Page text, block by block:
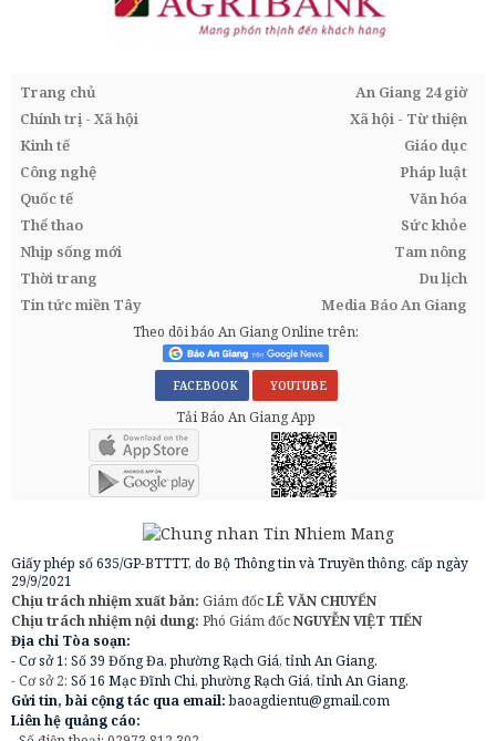
Trang chủ
An Giang 24 giờ
Chính trị - Xã hội
Xã hội - Từ thiện
Kinh tế
Giáo dục
Công nghệ
Pháp luật
Quốc tế
Văn hóa
Thể thao
Sức khỏe
Nhịp sống mới
Tam nông
Thời trang
Du lịch
Tin tức miền Tây
Media Báo An Giang
Theo dõi báo An Giang Online trên:
FACEBOOK YOUTUBE
Tải Báo An Giang App
Giấy phép số 635/GP-BTTTT, do Bộ Thông tin và Truyền thông, cấp ngày
29/9/2021
Chịu trách nhiệm xuất bản: Giám đốcLÊ VĂN CHUYỂN
Chịu trách nhiệm nội dung: Phó Giám đốcNGUYỄN VIỆT TIẾN
Địa chỉ Tòa soạn:
- Cơ sở 1: Số 39 Đống Đa, phường Rạch Giá, tỉnh An Giang.
- Cơ sở 2: Số 16 Mạc Đĩnh Chi, phường Rạch Giá, tỉnh An Giang.
Gửi tin, bài cộng tác qua email:baoagdientu@gmail.com
Liên hệ quảng cáo: